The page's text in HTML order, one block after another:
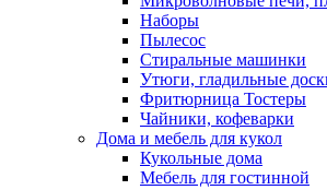
Наборы
Пылесос
Стиральные машинки
Утюги, гладильные
Фритюрница Тостеры
Чайники, кофеварки
Дома и мебель для кукол
Кукольные дома
Мебель для гостинной